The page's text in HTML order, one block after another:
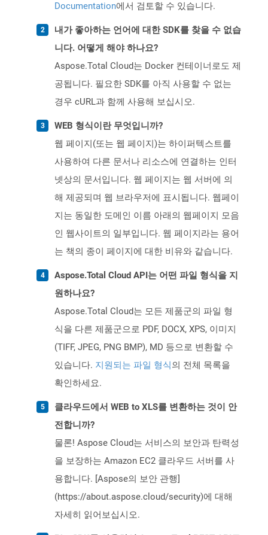
Documentation에서 검토할 수 있습니다.
내가 좋아하는 언어에 대한 SDK를 찾을 수 없습
니다. 어떻게 해야 하나요?
Aspose.Total Cloud는 Docker 컨테이너로도 제
공됩니다. 필요한 SDK를 아직 사용할 수 없는
경우 cURL과 함께 사용해 보십시오.
WEB 형식이란 무엇입니까?
웹 페이지(또는 웹 페이지)는 하이퍼텍스트를
사용하여 다른 문서나 리소스에 연결하는 인터
넷상의 문서입니다. 웹 페이지는 웹 서버에 의
해 제공되며 웹 브라우저에 표시됩니다. 웹페이
지는 동일한 도메인 이름 아래의 웹페이지 모음
인 웹사이트의 일부입니다. 웹 페이지라는 용어
는 책의 종이 페이지에 대한 비유와 같습니다.
Aspose.Total Cloud API는 어떤 파일 형식을 지
원하나요?
Aspose.Total Cloud는 모든 제품군의 파일 형
식을 다른 제품군으로 PDF, DOCX, XPS, 이미지
(TIFF, JPEG, PNG BMP), MD 등으로 변환할 수
있습니다. 지원되는 파일 형식의 전체 목록을
확인하세요.
클라우드에서 WEB to XLS를 변환하는 것이 안
전합니까?
물론! Aspose Cloud는 서비스의 보안과 탄력성
을 보장하는 Amazon EC2 클라우드 서버를 사
용합니다. [Aspose의 보안 관행]
(https://about.aspose.cloud/security)에 대해
자세히 읽어보십시오.